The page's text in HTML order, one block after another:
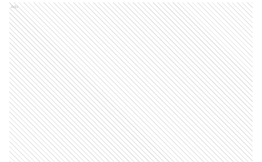
Ads